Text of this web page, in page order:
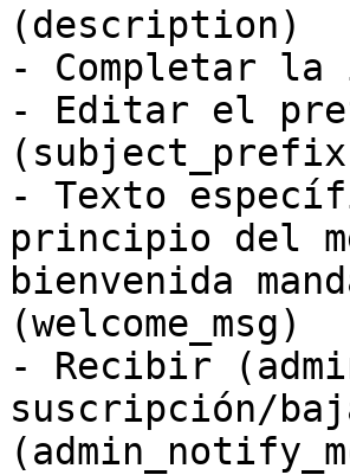
(description)
- Completar
- Editar el
- Texto
principio del
bienvenida
(welcome_msg)
- Recibir
suscripción/